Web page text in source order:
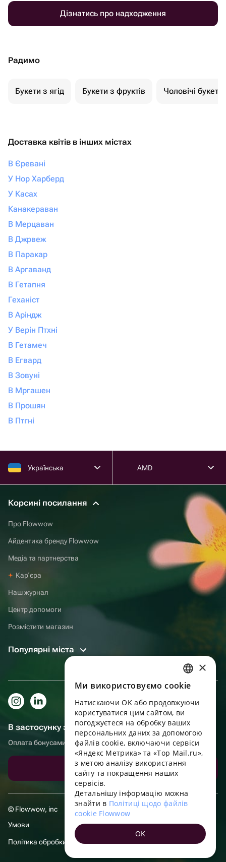
Дізнатись про надходження
Радимо
Букети з ягід Букети з фруктів Чоловічі букети
Доставка квітів в інших містах
В Єревані
У Нор Харберд
У Касах
Канакераван
В Мерцаван
В Джрвеж
В Паракар
В Аргаванд
В Гетапня
Геханіст
В Аріндж
У Верін Птхні
В Гетамеч
В Егвард
В Зовуні
В Мргашен
В Прошян
В Птгні
Українська AMD
Корсині посилання
Про Flowwow
Айдентика бренду Flowwow
Медіа та партнерства
Карʼєра
Наш журнал
Центр допомоги
Розмістити магазин
Популярні міста
В застосунку зручніше!
Оплата бонусами, самовивіз, зручний чат підтримки
Завантажити додаток
© Flowwow, inc
Умови
Політика обробки даних
RUSSIAN
ENGLISH
UKRAINIAN
PORTUGUESE
SPANISH
HUNGARIAN
FRENCH
TURKISH
POLISH
×
Ми використовуємо cookie
Натискаючи OK або продовжуючи
користуватися цим сайтом, ви
погоджуєтеся на обробку ваших
персональних даних за допомогою
файлів cookie, включаючи сервіси
«Яндекс Метрика» та «Top Mail.ru»,
з метою аналізу використання
сайту та покращення наших
сервісів.
Детальнішу інформацію можна
знайти в Політиці щодо файлів
cookie Flowwow
OK